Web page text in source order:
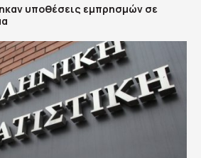
υποθέσεις εμπρησμών σε